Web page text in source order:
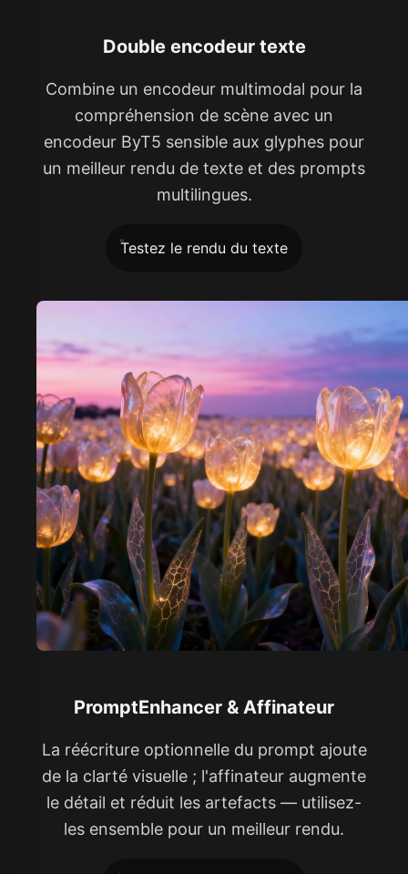
Double encodeur texte
Combine un encodeur multimodal pour la
compréhension de scène avec un
encodeur ByT5 sensible aux glyphes pour
un meilleur rendu de texte et des prompts
multilingues.
Testez le rendu du texte
PromptEnhancer & Affinateur
La réécriture optionnelle du prompt ajoute
de la clarté visuelle ; l'affinateur augmente
le détail et réduit les artefacts — utilisez-
les ensemble pour un meilleur rendu.